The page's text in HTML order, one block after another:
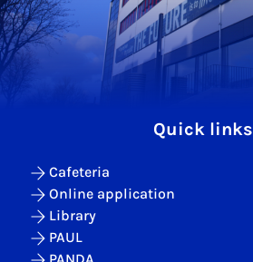
Quick links
Cafeteria
Online application
Library
PAUL